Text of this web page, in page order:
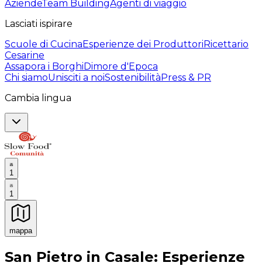
AziendeTeam BuildingAgenti di viaggio
Lasciati ispirare
Scuole di CucinaEsperienze dei ProduttoriRicettario
Cesarine
Assapora i BorghiDimore d'Epoca
Chi siamoUnisciti a noiSostenibilitàPress & PR
Cambia lingua
1
1
mappa
Esperienze culinarie indimenticabili: Esperienze
San Pietro in Casale: Esperienze